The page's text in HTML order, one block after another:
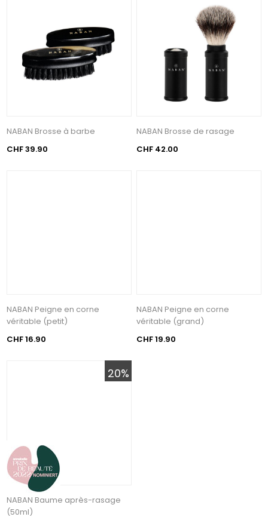
NABAN Brosse à barbe
CHF 39.90
NABAN Brosse de rasage
CHF 42.00
NABAN Peigne en corne
véritable (petit)
CHF 16.90
NABAN Peigne en corne
véritable (grand)
CHF 19.90
20%
NABAN Baume après-rasage
(50ml)